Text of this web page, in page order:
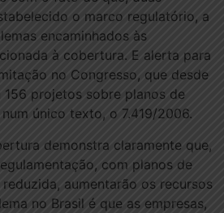
o marco regulatório, a
encaminhados às
à cobertura. E alerta para
no Congresso, que desde
156 projetos sobre planos de
único texto, o 7.419/2006.
demonstra claramente que,
com planos de
aumentarão os recursos
no Brasil é que as empresas,